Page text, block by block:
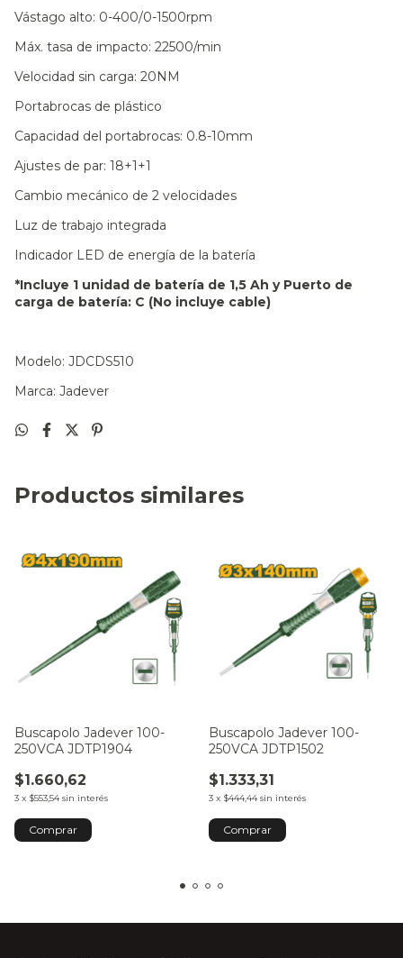
Vástago alto: 0-400/0-1500rpm
Máx. tasa de impacto: 22500/min
Velocidad sin carga: 20NM
Portabrocas de plástico
Capacidad del portabrocas: 0.8-10mm
Ajustes de par: 18+1+1
Cambio mecánico de 2 velocidades
Luz de trabajo integrada
Indicador LED de energía de la batería
*Incluye 1 unidad de batería de 1,5 Ah y Puerto de
carga de batería: C (No incluye cable)
Modelo: JDCDS510
Marca: Jadever
Productos similares
Buscapolo Jadever 100-
250VCA JDTP1904
$1.660,62
3 x $553,54 sin interés
Buscapolo Jadever 100-
250VCA JDTP1502
$1.333,31
3 x $444,44 sin interés